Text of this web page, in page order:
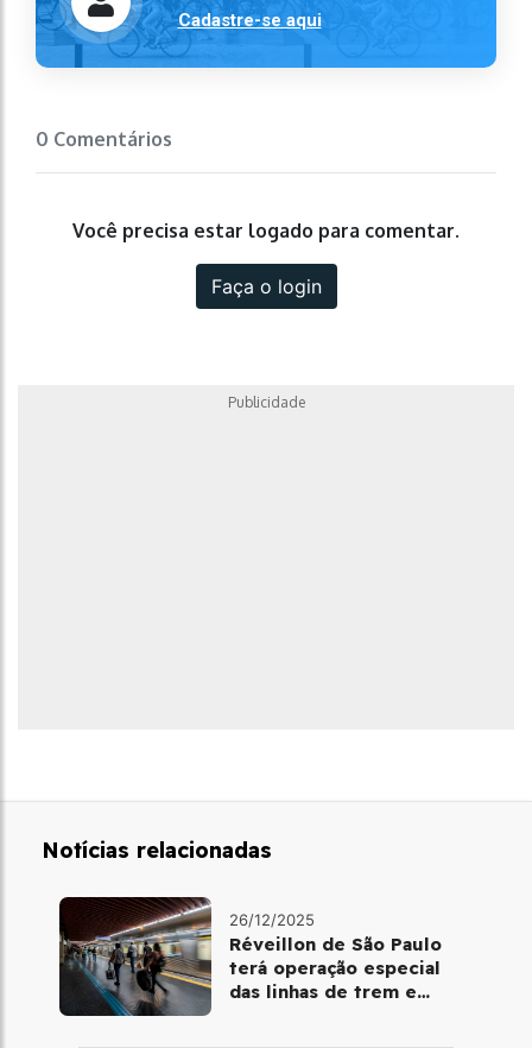
Cadastre-se aqui
0 Comentários
Você precisa estar logado para comentar.
Faça o login
Publicidade
Notícias relacionadas
26/12/2025
Réveillon de São Paulo
terá operação especial
das linhas de trem e